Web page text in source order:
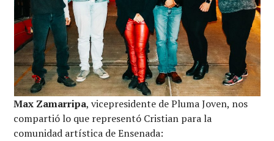
Max Zamarripa, vicepresidente de Pluma Joven, nos
compartió lo que representó Cristian para la
comunidad artística de Ensenada: